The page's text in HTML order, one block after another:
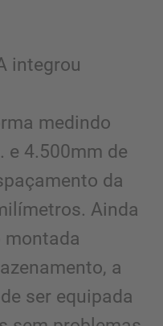
integrou
medindo
e 4.500mm de
da
Ainda
montada
a
ser equipada